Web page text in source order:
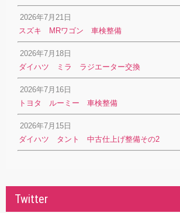
2026年7月21日
スズキ MRワゴン 車検整備
2026年7月18日
ダイハツ ミラ ラジエーター交換
2026年7月16日
トヨタ ルーミー 車検整備
2026年7月15日
ダイハツ タント 中古仕上げ整備その2
Twitter